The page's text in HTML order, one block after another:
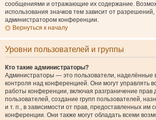
сообщениями и отражающие их содержание.
использования значков тем зависит от
администратором конференции.
Вернуться к началу
Уровни пользователей и группы
Кто такие администраторы?
Администраторы — это пользователи, наделённые
контроля над конференцией. Они могут управлять
работы конференции, включая разграничение прав
пользователей, создание групп пользователей,
и т. п., в зависимости от прав, предоставленных им
конференции. Они также могут обладать всеми